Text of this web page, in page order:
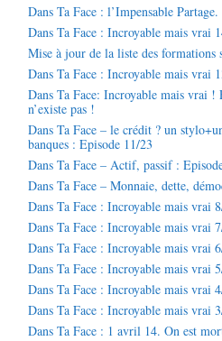
Dans Ta Face : l’Impensable Partage.
Dans Ta Face : Incroyable mais vrai
Mise à jour de la liste des formations
Dans Ta Face : Incroyable mais vrai
Dans Ta Face: Incroyable mais vrai !
n’existe pas !
Dans Ta Face – le crédit ? un
banques : Episode 11/23
Dans Ta Face – Actif, passif :
Dans Ta Face – Monnaie, dette,
Dans Ta Face : Incroyable mais vrai
Dans Ta Face : Incroyable mais vrai
Dans Ta Face : Incroyable mais vrai
Dans Ta Face : Incroyable mais vrai
Dans Ta Face : Incroyable mais vrai
Dans Ta Face : Incroyable mais vrai
Dans Ta Face : 1 avril 14. On est